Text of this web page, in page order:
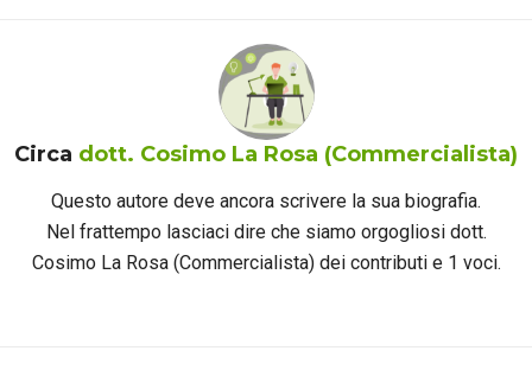
Circa dott. Cosimo La Rosa (Commercialista)
Questo autore deve ancora scrivere la sua biografia.
Nel frattempo lasciaci dire che siamo orgogliosi dott.
Cosimo La Rosa (Commercialista)dei contributi e 1 voci.